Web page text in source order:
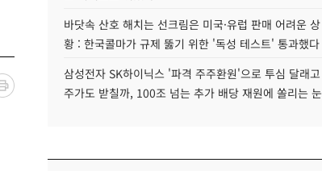
바닷속 산호 해치는 선크림은 미국·유럽 판매 어려운 상
황 : 한국콜마가 규제 뚫기 위한 '독성 테스트' 통과했다
삼성전자 SK하이닉스 '파격 주주환원'으로 투심 달래고
주가도 받칠까, 100조 넘는 추가 배당 재원에 쏠리는 눈